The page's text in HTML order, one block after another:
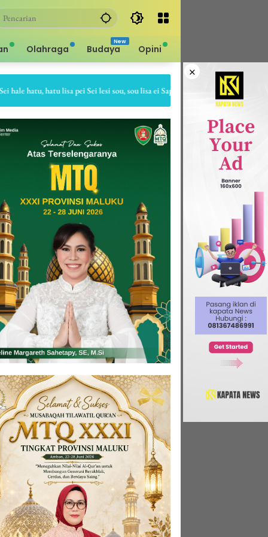
Olahraga Budaya Opini
×
hatu, hatu lisa pei Sei lesi sou, sou lisa ei Sapa bale batu, batu gepe dia Sapa